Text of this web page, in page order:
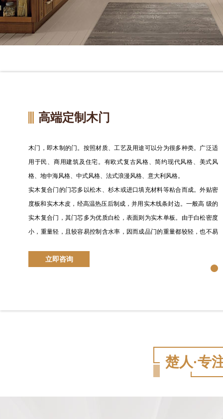
高端定制木门
木门，即木制的门。按照材质、工艺及用途可以分为很多种类。广泛适
用于民、商用建筑及住宅。有欧式复古风格、简约现代风格、美式风
格、地中海风格、中式风格、法式浪漫风格、意大利风格。
实木复合门的门芯多以松木、杉木或进口填充材料等粘合而成。外贴密
度板和实木木皮，经高温热压后制成，并用实木线条封边。一般高 级的
实木复合门，其门芯多为优质白松，表面则为实木单板。由于白松密度
小，重量轻，且较容易控制含水率，因而成品门的重量都较轻，也不易
且隔音效果同实木门基本相同。
立即咨询
楚人·专